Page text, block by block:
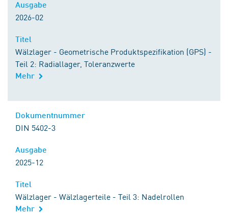
2026-02
Wälzlager - Geometrische Produktspezifikation (GPS) -
Teil 2: Radiallager, Toleranzwerte
Mehr
DIN 5402-3
2025-12
Wälzlager - Wälzlagerteile - Teil 3: Nadelrollen
Mehr